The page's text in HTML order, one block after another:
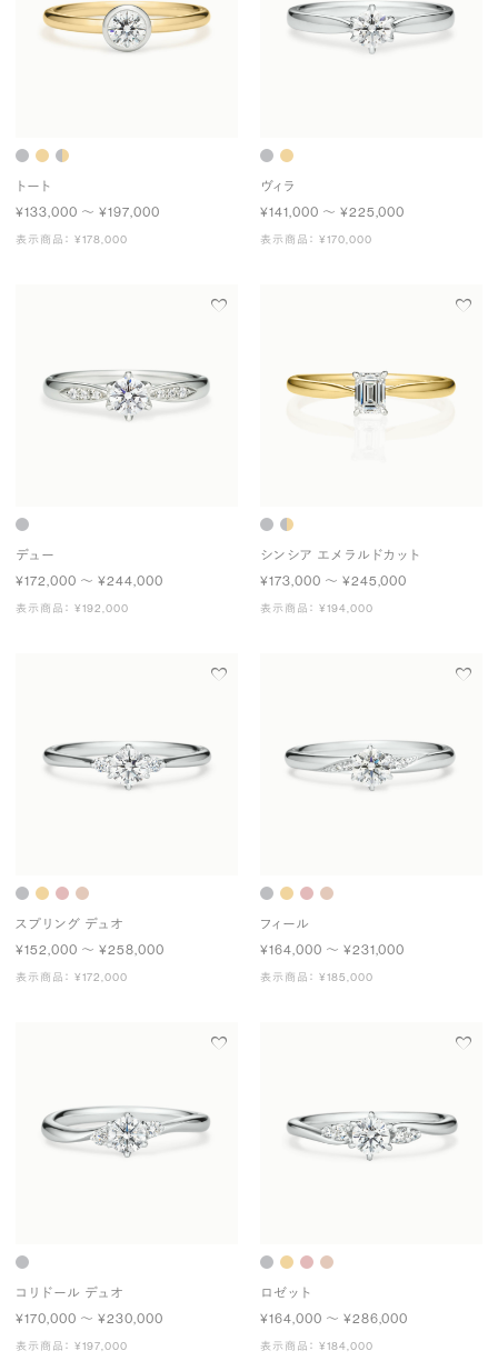
トート
¥133,000 〜 ¥197,000
表示商品： ¥178,000
ヴィラ
¥141,000 〜 ¥225,000
表示商品： ¥170,000
デュー
¥172,000 〜 ¥244,000
表示商品： ¥192,000
シンシア エメラルドカット
¥173,000 〜 ¥245,000
表示商品： ¥194,000
スプリング デュオ
¥152,000 〜 ¥258,000
表示商品： ¥172,000
フィール
¥164,000 〜 ¥231,000
表示商品： ¥185,000
コリドール デュオ
¥170,000 〜 ¥230,000
表示商品： ¥197,000
ロゼット
¥164,000 〜 ¥286,000
表示商品： ¥184,000